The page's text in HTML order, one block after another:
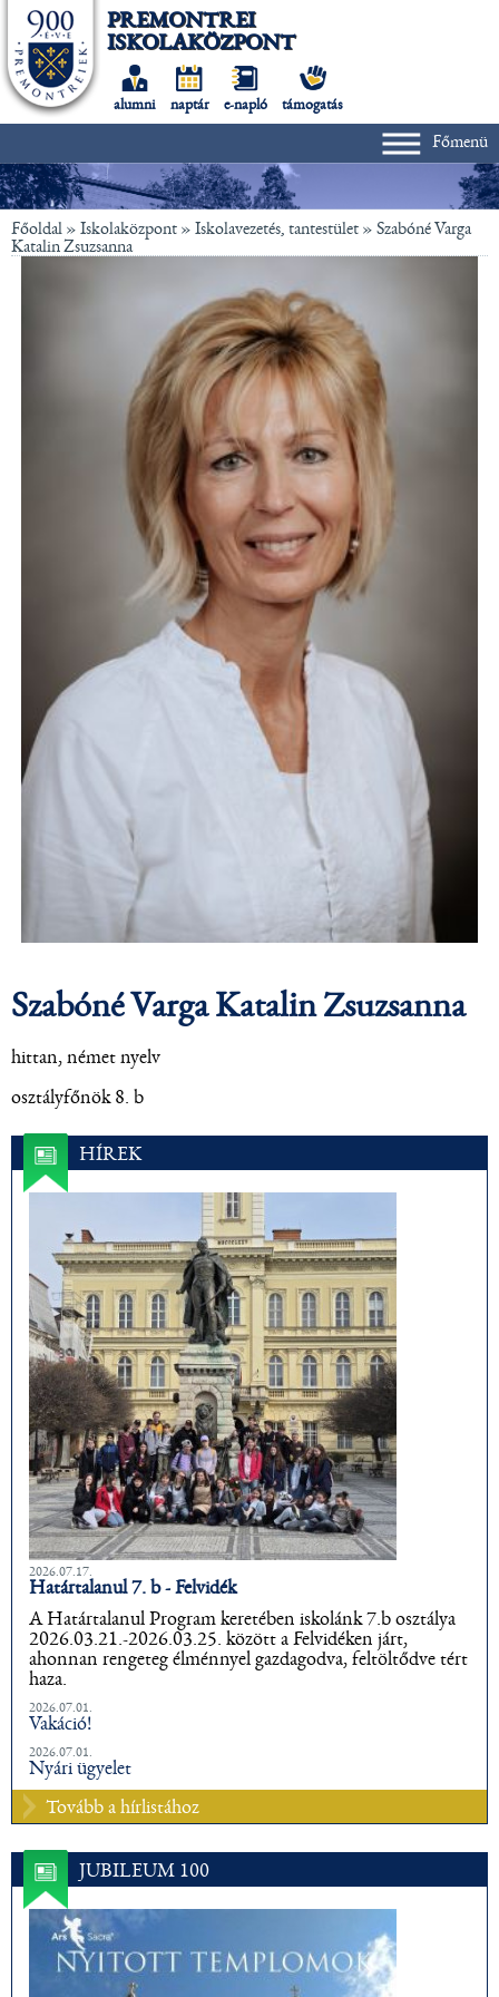
PREMONTREI
ISKOLAKÖZPONT
alumni naptár e-napló támogatás
Főmenü
Főoldal » Iskolaközpont » Iskolavezetés, tantestület » Szabóné Varga
Katalin Zsuzsanna
Szabóné Varga Katalin Zsuzsanna
hittan, német nyelv
osztályfőnök 8. b
HÍREK
2026.07.17.
Határtalanul 7. b - Felvidék
A Határtalanul Program keretében iskolánk 7.b osztálya
2026.03.21.-2026.03.25. között a Felvidéken járt,
ahonnan rengeteg élménnyel gazdagodva, feltöltődve tért
haza.
2026.07.01.
Vakáció!
2026.07.01.
Nyári ügyelet
Tovább a hírlistához
JUBILEUM 100